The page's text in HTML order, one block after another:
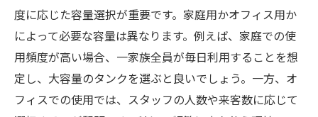
インテリアに合わせたデザイン選び
機能性を兼ね備えたモデルを選ぶ
カラーオプションの選択肢
デザイン性が及ぼす印象
度に応じた容量選択が重要です。家庭用かオフィス用か
によって必要な容量は異なります。例えば、家庭での使
用頻度が高い場合、一家族全員が毎日利用することを想
定し、大容量のタンクを選ぶと良いでしょう。一方、オ
フィスでの使用では、スタッフの人数や来客数に応じて